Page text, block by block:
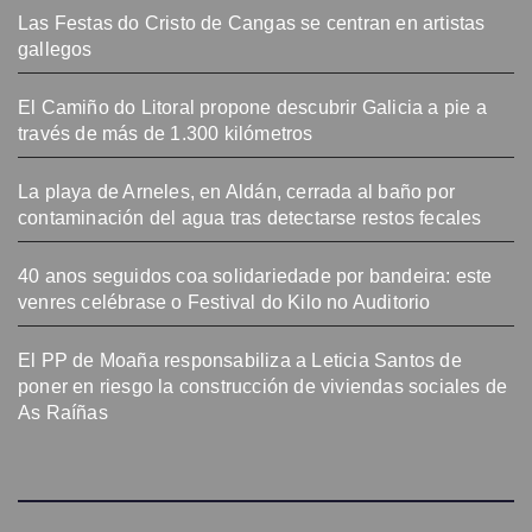
El Camiño do Litoral propone descubrir Galicia a pie a
través de más de 1.300 kilómetros
La playa de Arneles, en Aldán, cerrada al baño por
contaminación del agua tras detectarse restos fecales
40 anos seguidos coa solidariedade por bandeira: este
venres celébrase o Festival do Kilo no Auditorio
El PP de Moaña responsabiliza a Leticia Santos de
poner en riesgo la construcción de viviendas sociales de
As Raíñas